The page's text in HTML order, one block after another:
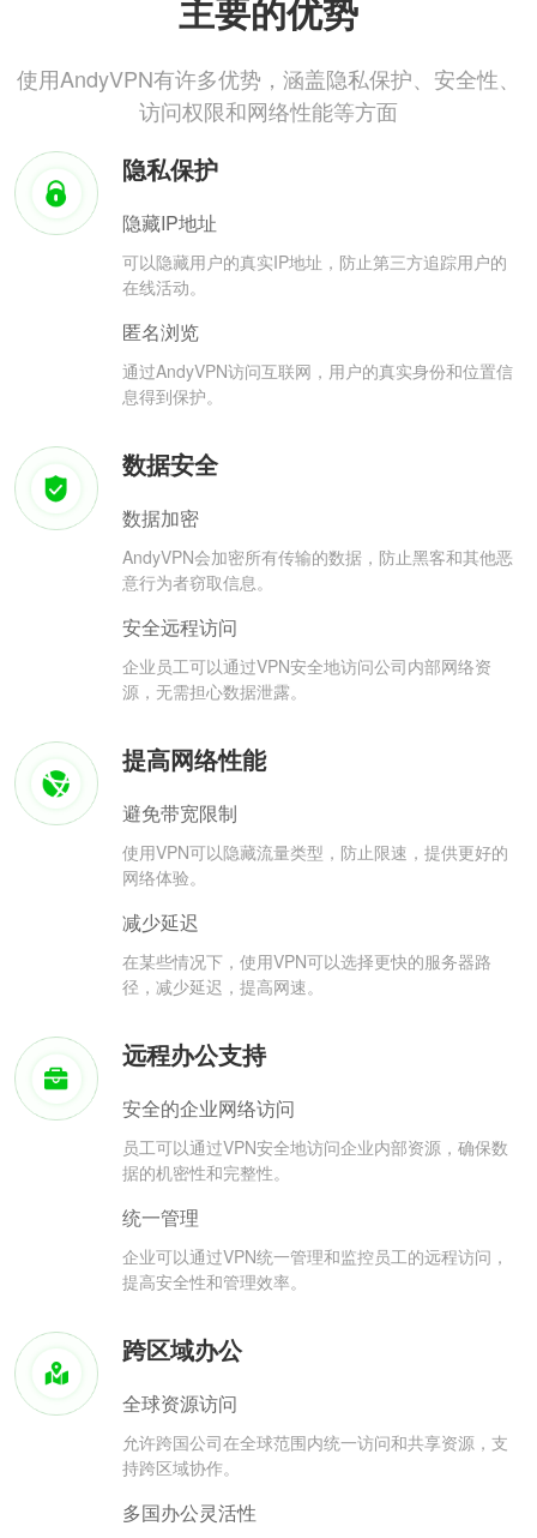
主要的优势
使用AndyVPN有许多优势，涵盖隐私保护、安全性、
访问权限和网络性能等方面
隐私保护
隐藏IP地址
可以隐藏用户的真实IP地址，防止第三方追踪用户的
在线活动。
匿名浏览
通过AndyVPN访问互联网，用户的真实身份和位置信
息得到保护。
数据安全
数据加密
AndyVPN会加密所有传输的数据，防止黑客和其他恶
意行为者窃取信息。
安全远程访问
企业员工可以通过VPN安全地访问公司内部网络资
源，无需担心数据泄露。
提高网络性能
避免带宽限制
使用VPN可以隐藏流量类型，防止限速，提供更好的
网络体验。
减少延迟
在某些情况下，使用VPN可以选择更快的服务器路
径，减少延迟，提高网速。
远程办公支持
安全的企业网络访问
员工可以通过VPN安全地访问企业内部资源，确保数
据的机密性和完整性。
统一管理
企业可以通过VPN统一管理和监控员工的远程访问，
提高安全性和管理效率。
跨区域办公
全球资源访问
允许跨国公司在全球范围内统一访问和共享资源，支
持跨区域协作。
多国办公灵活性